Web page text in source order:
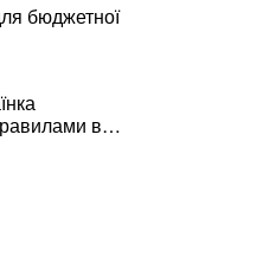
бюджетної
в